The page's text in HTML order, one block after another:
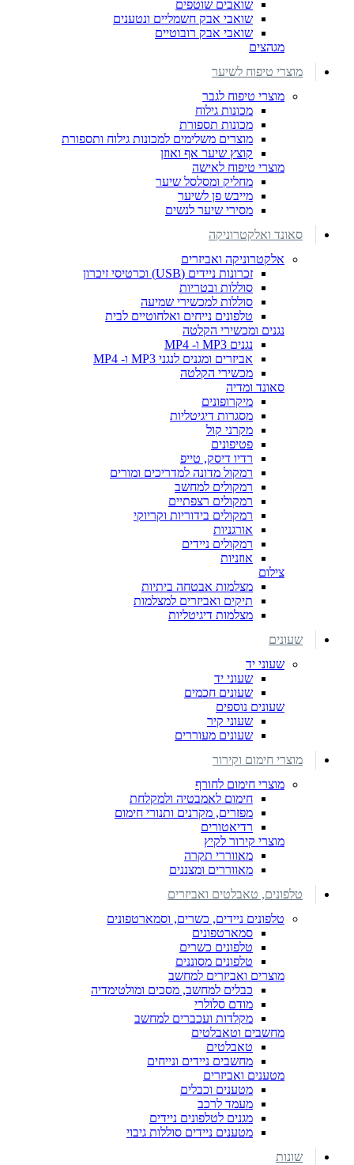
שואבים שוטפים
שואבי אבק חשמליים ונטענים
שואבי אבק רובוטיים
מגהצים
מוצרי טיפוח לשיער
מוצרי טיפוח לגבר
מכונות גילוח
מכונות תספורת
מוצרים משלימים למכונות גילוח ותספורת
קוצץ שיער אף ואוזן
מוצרי טיפוח לאישה
מחליק ומסלסל שיער
מייבש פן לשיער
מסירי שיער לנשים
סאונד ואלקטרוניקה
אלקטרוניקה ואביזרים
זכרונות ניידים (USB) וכרטיסי זיכרון
סוללות ובטריות
סוללות למכשירי שמיעה
טלפונים נייחים ואלחוטיים לבית
נגנים ומכשירי הקלטה
נגנים MP3 ו- MP4
אביזרים ומגנים לנגני MP3 ו- MP4
מכשירי הקלטה
סאונד ומדיה
מיקרופונים
מסגרות דיגיטליות
מקרני קול
פטיפונים
רדיו דיסק, טייפ
רמקול מדונה למדריכים ומורים
רמקולים למחשב
רמקולים רצפתיים
רמקולים בידוריות וקריוקי
אורגניות
רמקולים ניידים
אוזניות
צילום
מצלמות אבטחה ביתיות
תיקים ואביזרים למצלמות
מצלמות דיגיטליות
שעונים
שעוני יד
שעוני יד
שעונים חכמים
שעונים נוספים
שעוני קיר
שעונים מעוררים
מוצרי חימום וקירור
מוצרי חימום לחורף
חימום לאמבטיה ולמקלחת
מפזרים, מקרנים ותנורי חימום
רדיאטורים
מוצרי קירור לקיץ
מאווררי תקרה
מאווררים ומצננים
טלפונים, טאבלטים ואביזרים
טלפונים ניידים, כשרים, וסמארטפונים
סמארטפונים
טלפונים כשרים
טלפונים מסוננים
מוצרים ואביזרים למחשב
כבלים למחשב, מסכים ומולטימדיה
מודם סלולרי
מקלדות ועכברים למחשב
מחשבים וטאבלטים
טאבלטים
מחשבים ניידים ונייחים
מטענים ואביזרים
מטענים וכבלים
מעמד לרכב
מגנים לטלפונים ניידים
מטענים ניידים סוללות גיבוי
שונות